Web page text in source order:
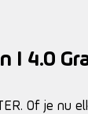
I 4.0
Of je nu